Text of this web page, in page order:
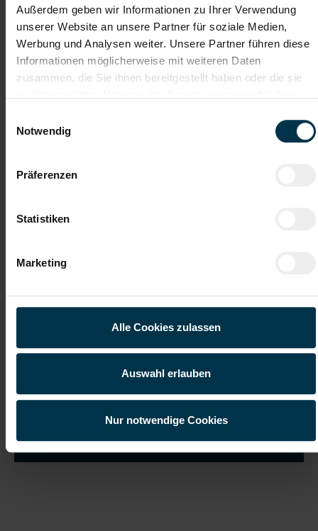
Außerdem geben wir Informationen zu Ihrer Verwendung
unserer Website an unsere Partner für soziale Medien,
Werbung und Analysen weiter. Unsere Partner führen diese
Informationen möglicherweise mit weiteren Daten
zusammen, die Sie ihnen bereitgestellt haben oder die sie
Notwendig
Präferenzen
Statistiken
Marketing
Alle Cookies zulassen
Auswahl erlauben
Nur notwendige Cookies
Empfehlungschreiben / Zeugnisse
Datei 5
und willige ein, dass meine personenbezogenen Daten im
Rahmen meiner Initiativbewerbung für die Dauer von drei
Jahren verarbeitet werden dürfen.*
Job suchen